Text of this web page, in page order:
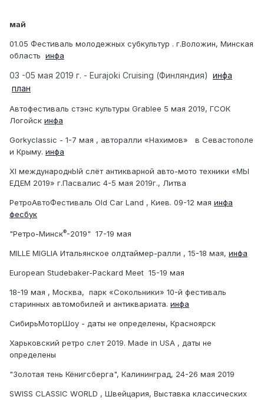
май
01.05 Фестиваль молодежных субкультур . г.Воложин, Минская
область инфа
03 -05 мая 2019 г. - Eurajoki Cruising (Финляндия) инфа
план
Автофестиваль стэнс культуры Grablee 5 мая 2019, ГСОК
Логойск инфа
Gorkyclassic - 1-7 мая , авторалли «Нахимов» в Севастополе
и Крыму. инфа
XI международнЫй слёт антикварной авто-мото техники «МЫ
ЕДЕМ 2019» г.Пасвалис 4-5 мая 2019г., Литва
РетроАвтоФестиваль Old Car Land , Киев. 09-12 мая инфа
фесбук
"Ретро-Минск®-2019" 17-19 мая
MILLE MIGLIA Итальянское олдтаймер-ралли , 15-18 мая, инфа
European Studebaker-Packard Meet 15-19 мая
18-19 мая , Москва, парк «Сокольники» 10-й фестиваль
старинных автомобилей и антиквариата. инфа
СибирьМоторШоу - даты не определены, Красноярск
Харьковский ретро слет 2019. Made in USA , даты не
определены
"Золотая тень Кёнигсберга", Калининград, 24-26 мая 2019
SWISS CLASSIC WORLD , Швейцария, Выставка классических